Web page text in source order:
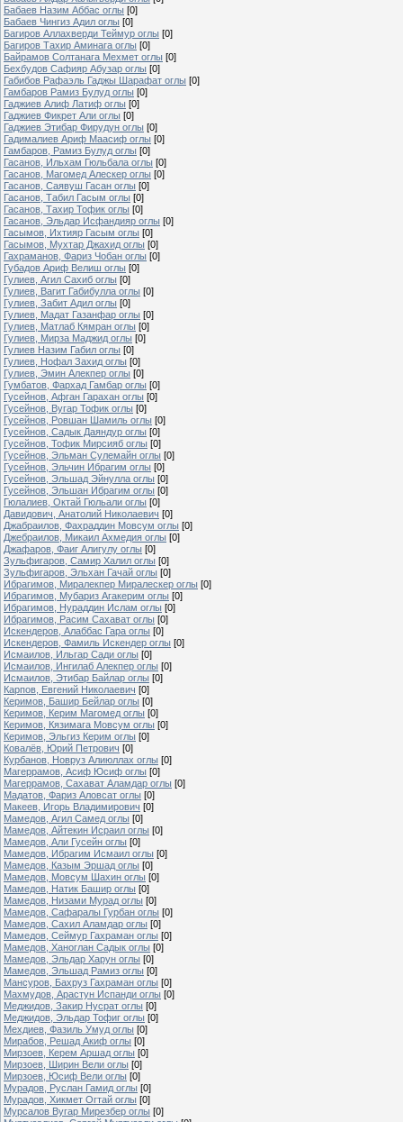
Бабаев Назим Аббас оглы [0]
Бабаев Чингиз Адил оглы [0]
Багиров Аллахверди Теймур оглы [0]
Багиров Тахир Аминага оглы [0]
Байрамов Солтанага Мехмет оглы [0]
Бехбудов Сафияр Абузар оглы [0]
Габибов Рафаэль Гаджы Шарафат оглы [0]
Гамбаров Рамиз Булуд оглы [0]
Гаджиев Алиф Латиф оглы [0]
Гаджиев Фикрет Али оглы [0]
Гаджиев Этибар Фирудун оглы [0]
Гадималиев Ариф Маасиф оглы [0]
Гамбаров, Рамиз Булуд оглы [0]
Гасанов, Ильхам Гюльбала оглы [0]
Гасанов, Магомед Алескер оглы [0]
Гасанов, Саявуш Гасан оглы [0]
Гасанов, Табил Гасым оглы [0]
Гасанов, Тахир Тофик оглы [0]
Гасанов, Эльдар Исфандияр оглы [0]
Гасымов, Ихтияр Гасым оглы [0]
Гасымов, Мухтар Джахид оглы [0]
Гахраманов, Фариз Чобан оглы [0]
Губадов Ариф Велиш оглы [0]
Гулиев, Агил Сахиб оглы [0]
Гулиев, Вагит Габибулла оглы [0]
Гулиев, Забит Адил оглы [0]
Гулиев, Мадат Газанфар оглы [0]
Гулиев, Матлаб Кямран оглы [0]
Гулиев, Мирза Маджид оглы [0]
Гулиев Назим Габил оглы [0]
Гулиев, Нофал Захид оглы [0]
Гулиев, Эмин Алекпер оглы [0]
Гумбатов, Фархад Гамбар оглы [0]
Гусейнов, Афган Гарахан оглы [0]
Гусейнов, Вугар Тофик оглы [0]
Гусейнов, Ровшан Шамиль оглы [0]
Гусейнов, Садык Даяндур оглы [0]
Гусейнов, Тофик Мирсияб оглы [0]
Гусейнов, Эльман Сулемайн оглы [0]
Гусейнов, Эльчин Ибрагим оглы [0]
Гусейнов, Эльшад Эйнулла оглы [0]
Гусейнов, Эльшан Ибрагим оглы [0]
Гюлалиев, Октай Гюльали оглы [0]
Давидович, Анатолий Николаевич [0]
Джабраилов, Фахраддин Мовсум оглы [0]
Джебраилов, Микаил Ахмедия оглы [0]
Джафаров, Фаиг Алигулу оглы [0]
Зульфигаров, Самир Халил оглы [0]
Зульфигаров, Эльхан Гачай оглы [0]
Ибрагимов, Миралекпер Миралескер оглы [0]
Ибрагимов, Мубариз Агакерим оглы [0]
Ибрагимов, Нураддин Ислам оглы [0]
Ибрагимов, Расим Сахават оглы [0]
Искендеров, Алаббас Гара оглы [0]
Искендеров, Фамиль Искендер оглы [0]
Исмаилов, Ильгар Сади оглы [0]
Исмаилов, Ингилаб Алекпер оглы [0]
Исмаилов, Этибар Байлар оглы [0]
Карпов, Евгений Николаевич [0]
Керимов, Башир Бейлар оглы [0]
Керимов, Керим Магомед оглы [0]
Керимов, Кязимага Мовсум оглы [0]
Керимов, Эльгиз Керим оглы [0]
Ковалёв, Юрий Петрович [0]
Курбанов, Новруз Алиюллах оглы [0]
Магеррамов, Асиф Юсиф оглы [0]
Магеррамов, Сахават Аламдар оглы [0]
Мадатов, Фариз Аловсат оглы [0]
Макеев, Игорь Владимирович [0]
Мамедов, Агил Самед оглы [0]
Мамедов, Айтекин Исраил оглы [0]
Мамедов, Али Гусейн оглы [0]
Мамедов, Ибрагим Исмаил оглы [0]
Мамедов, Казым Эршад оглы [0]
Мамедов, Мовсум Шахин оглы [0]
Мамедов, Натик Башир оглы [0]
Мамедов, Низами Мурад оглы [0]
Мамедов, Сафаралы Гурбан оглы [0]
Мамедов, Сахил Аламдар оглы [0]
Мамедов, Сеймур Гахраман оглы [0]
Мамедов, Ханоглан Садык оглы [0]
Мамедов, Эльдар Харун оглы [0]
Мамедов, Эльшад Рамиз оглы [0]
Мансуров, Бахруз Гахраман оглы [0]
Махмудов, Арастун Испанди оглы [0]
Меджидов, Закир Нусрат оглы [0]
Меджидов, Эльдар Тофиг оглы [0]
Мехдиев, Фазиль Умуд оглы [0]
Мирабов, Решад Акиф оглы [0]
Мирзоев, Керем Аршад оглы [0]
Мирзоев, Ширин Вели оглы [0]
Мирзоев, Юсиф Вели оглы [0]
Мурадов, Руслан Гамид оглы [0]
Мурадов, Хикмет Огтай оглы [0]
Мурсалов Вугар Мирезбер оглы [0]